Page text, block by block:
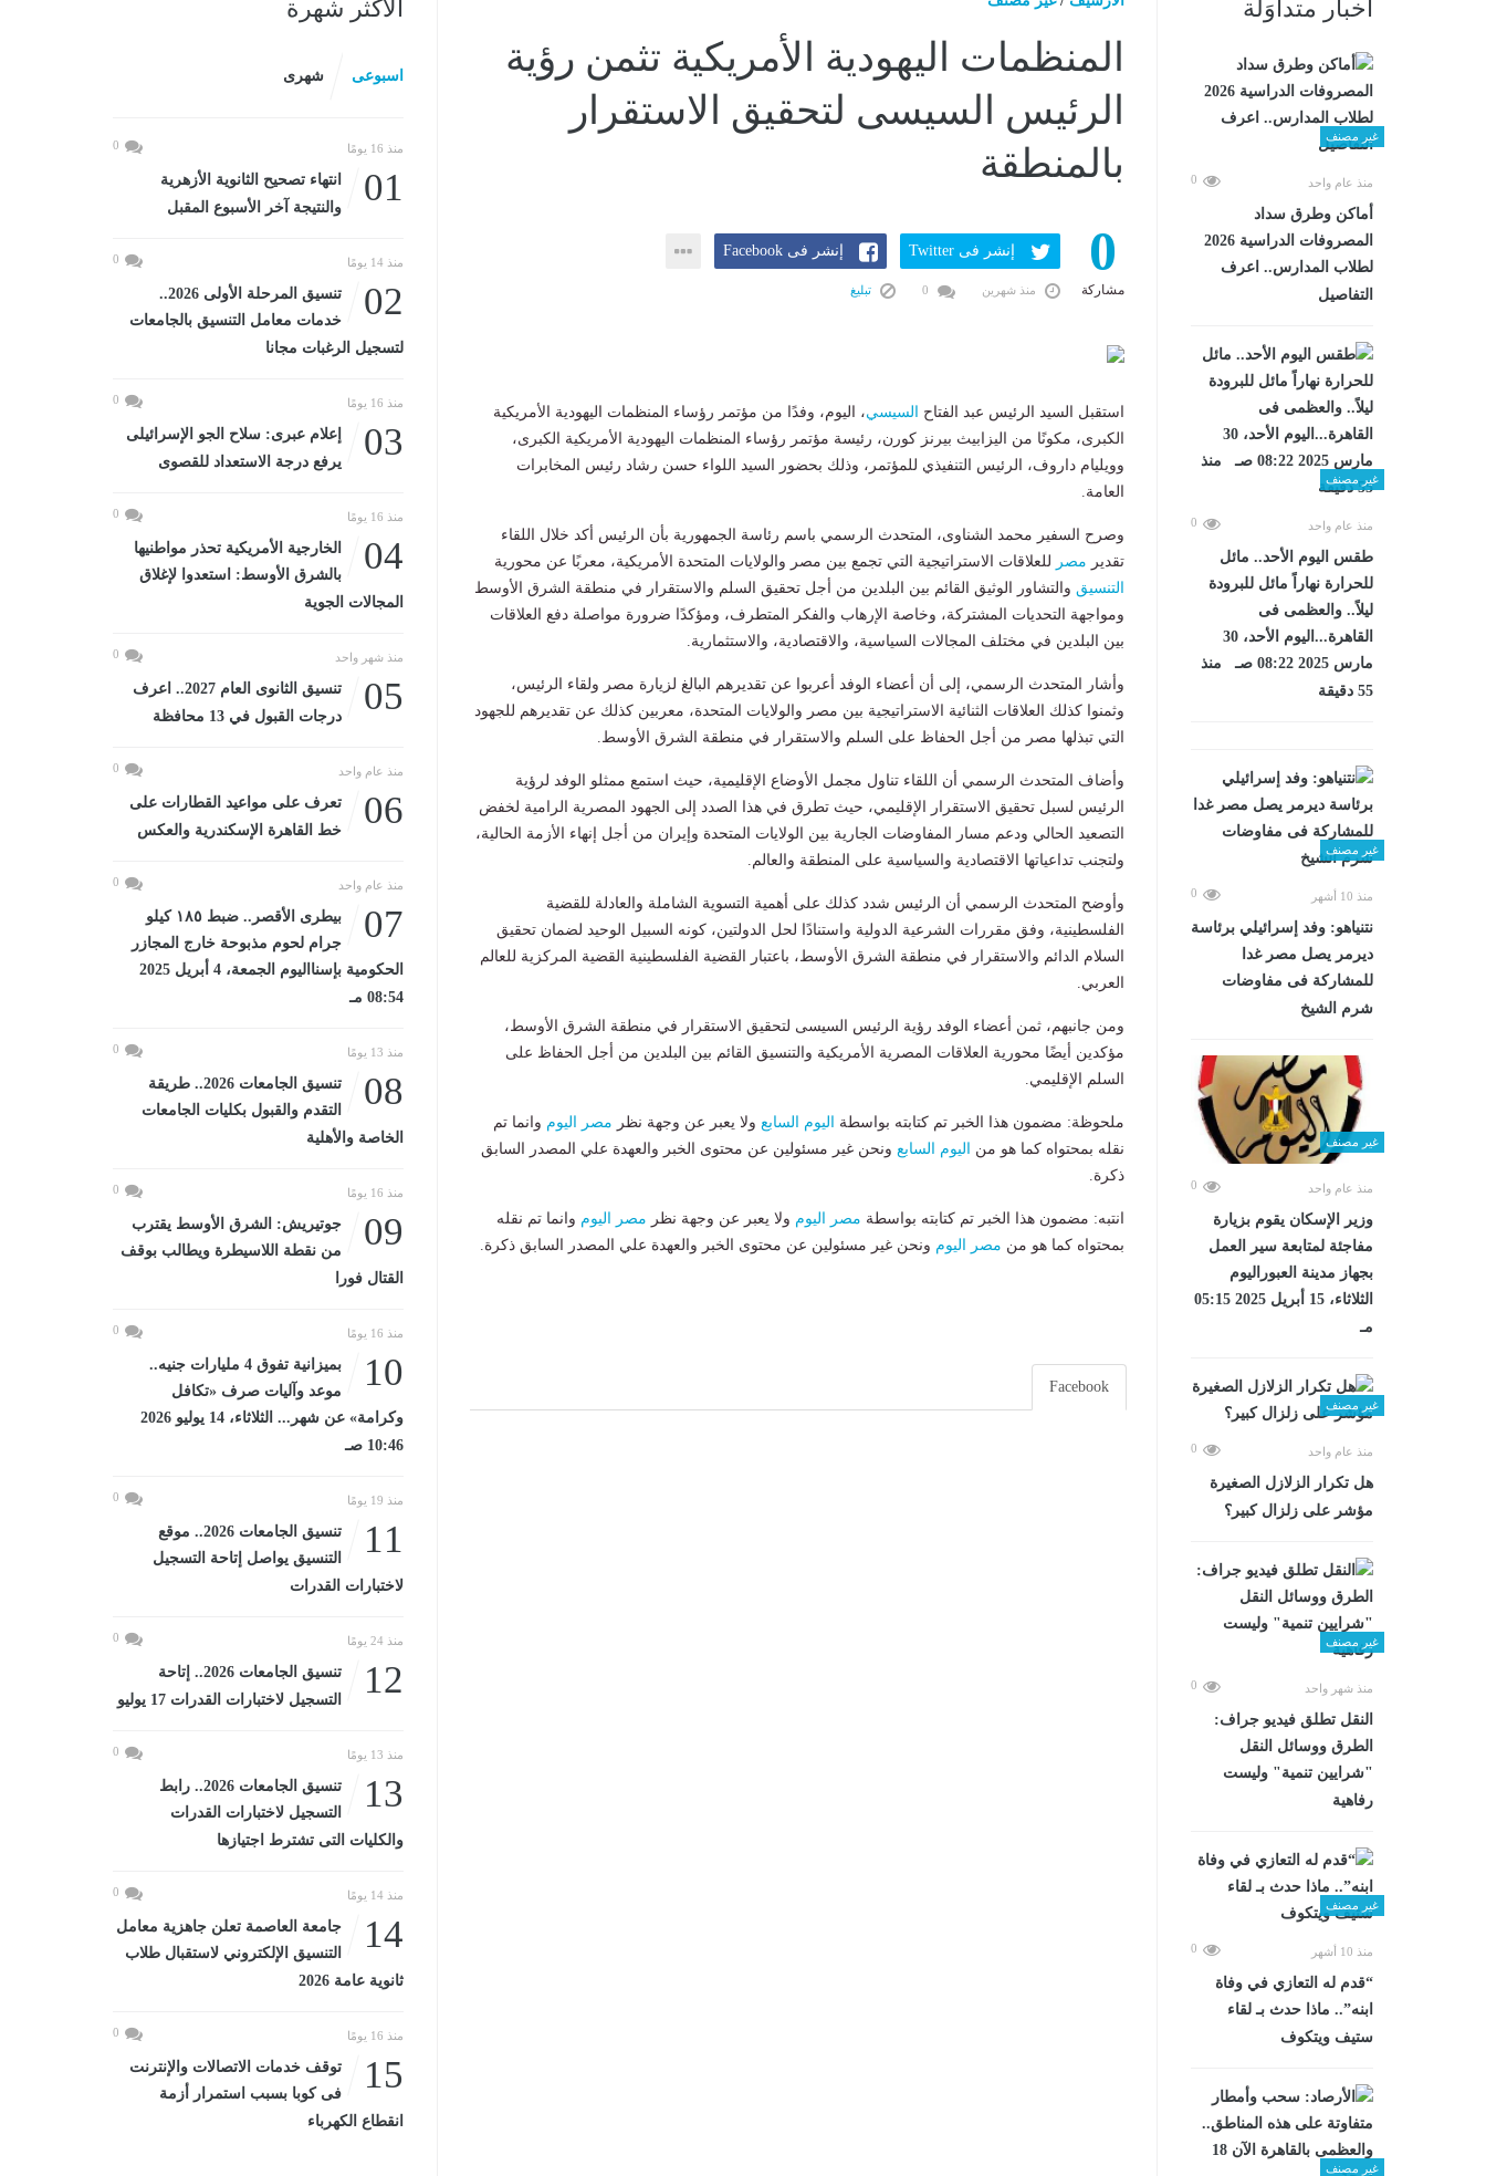
أخبار متداوَلة
غير مصنف
منذ عام واحد 0
أماكن وطرق سداد
المصروفات الدراسية 2026
لطلاب المدارس.. اعرف
التفاصيل
غير مصنف
منذ عام واحد 0
طقس اليوم الأحد.. مائل
للحرارة نهاراً مائل للبرودة
ليلاً.. والعظمى فى
القاهرة...اليوم الأحد، 30
مارس 2025 08:22 صـ منذ
55 دقيقة
غير مصنف
منذ 10 أشهر 0
نتنياهو: وفد إسرائيلي برئاسة
ديرمر يصل مصر غدا
للمشاركة فى مفاوضات
شرم الشيخ
غير مصنف
منذ عام واحد 0
وزير الإسكان يقوم بزيارة
مفاجئة لمتابعة سير العمل
بجهاز مدينة العبوراليوم
الثلاثاء، 15 أبريل 2025 05:15
مـ
غير مصنف
منذ عام واحد 0
هل تكرار الزلازل الصغيرة
مؤشر على زلزال كبير؟
غير مصنف
منذ شهر واحد 0
​النقل تطلق فيديو جراف:
الطرق ووسائل النقل
"شرايين تنمية" وليست
رفاهية
غير مصنف
منذ 10 أشهر 0
“قدم له التعازي في وفاة
ابنه”.. ماذا حدث بـ لقاء
ستيف ويتكوف
غير مصنف
المنظمات اليهودية الأمريكية تثمن رؤية
الرئيس السيسى لتحقيق الاستقرار
بالمنطقة
0
مشاركة
إنشر فى Twitter إنشر فى Facebook
منذ شهرين تبليغ
استقبل السيد الرئيس عبد الفتاح السيسي، اليوم، وفدًا من مؤتمر رؤساء المنظمات اليهودية الأمريكية
الكبرى، مكونًا من اليزابيث بيرنز كورن، رئيسة مؤتمر رؤساء المنظمات اليهودية الأمريكية الكبرى،
وويليام داروف، الرئيس التنفيذي للمؤتمر، وذلك بحضور السيد اللواء حسن رشاد رئيس المخابرات
العامة.
وصرح السفير محمد الشناوى، المتحدث الرسمي باسم رئاسة الجمهورية بأن الرئيس أكد خلال اللقاء
تقدير مصر للعلاقات الاستراتيجية التي تجمع بين مصر والولايات المتحدة الأمريكية، معربًا عن محورية
التنسيق والتشاور الوثيق القائم بين البلدين من أجل تحقيق السلم والاستقرار في منطقة الشرق الأوسط
ومواجهة التحديات المشتركة، وخاصة الإرهاب والفكر المتطرف، ومؤكدًا ضرورة مواصلة دفع العلاقات
بين البلدين في مختلف المجالات السياسية، والاقتصادية، والاستثمارية.
وأشار المتحدث الرسمي، إلى أن أعضاء الوفد أعربوا عن تقديرهم البالغ لزيارة مصر ولقاء الرئيس،
وثمنوا كذلك العلاقات الثنائية الاستراتيجية بين مصر والولايات المتحدة، معربين كذلك عن تقديرهم للجهود
التي تبذلها مصر من أجل الحفاظ على السلم والاستقرار في منطقة الشرق الأوسط.
وأضاف المتحدث الرسمي أن اللقاء تناول مجمل الأوضاع الإقليمية، حيث استمع ممثلو الوفد لرؤية
الرئيس لسبل تحقيق الاستقرار الإقليمي، حيث تطرق في هذا الصدد إلى الجهود المصرية الرامية لخفض
التصعيد الحالي ودعم مسار المفاوضات الجارية بين الولايات المتحدة وإيران من أجل إنهاء الأزمة الحالية،
ولتجنب تداعياتها الاقتصادية والسياسية على المنطقة والعالم.
وأوضح المتحدث الرسمي أن الرئيس شدد كذلك على أهمية التسوية الشاملة والعادلة للقضية
الفلسطينية، وفق مقررات الشرعية الدولية واستنادًا لحل الدولتين، كونه السبيل الوحيد لضمان تحقيق
السلام الدائم والاستقرار في منطقة الشرق الأوسط، باعتبار القضية الفلسطينية القضية المركزية للعالم
العربي.
ومن جانبهم، ثمن أعضاء الوفد رؤية الرئيس السيسى لتحقيق الاستقرار في منطقة الشرق الأوسط،
مؤكدين أيضًا محورية العلاقات المصرية الأمريكية والتنسيق القائم بين البلدين من أجل الحفاظ على
السلم الإقليمي.
ملحوظة: مضمون هذا الخبر تم كتابته بواسطة اليوم السابع ولا يعبر عن وجهة نظر مصر اليوم وانما تم
نقله بمحتواه كما هو من
اليوم السابع ونحن غير مسئولين عن محتوى الخبر والعهدة علي المصدر السابق
ذكرة.
انتبه: مضمون هذا الخبر تم كتابته بواسطة مصر اليوم ولا يعبر عن وجهة نظر مصر اليوم وانما تم نقله
بمحتواه كما هو من مصر اليوم ونحن غير مسئولين عن محتوى الخبر والعهدة علي المصدر السابق ذكرة.
Facebook
الأكثر شهرة
اسبوعى شهرى
منذ 16 يومًا 0
01
انتهاء تصحيح الثانوية الأزهرية
والنتيجة آخر الأسبوع المقبل
منذ 14 يومًا 0
02
تنسيق المرحلة الأولى 2026..
خدمات معامل التنسيق بالجامعات
لتسجيل الرغبات مجانا
منذ 16 يومًا 0
03
إعلام عبرى: سلاح الجو الإسرائيلى
يرفع درجة الاستعداد للقصوى
منذ 16 يومًا 0
04
الخارجية الأمريكية تحذر مواطنيها
بالشرق الأوسط: استعدوا لإغلاق
المجالات الجوية
منذ شهر واحد 0
05
تنسيق الثانوى العام 2027.. اعرف
درجات القبول في 13 محافظة
منذ عام واحد 0
06
تعرف على مواعيد القطارات على
خط القاهرة الإسكندرية والعكس
منذ عام واحد 0
07
بيطرى الأقصر.. ضبط ١٨٥ كيلو
جرام لحوم مذبوحة خارج المجازر
الحكومية بإسنااليوم الجمعة، 4 أبريل 2025
08:54 مـ
منذ 13 يومًا 0
08
تنسيق الجامعات 2026.. طريقة
التقدم والقبول بكليات الجامعات
الخاصة والأهلية
منذ 16 يومًا 0
09
جوتيريش: الشرق الأوسط يقترب
من نقطة اللاسيطرة ويطالب بوقف
القتال فورا
منذ 16 يومًا 0
10
بميزانية تفوق 4 مليارات جنيه..
موعد وآليات صرف «تكافل
وكرامة» عن شهر... الثلاثاء، 14 يوليو 2026
10:46 صـ
منذ 19 يومًا 0
11
تنسيق الجامعات 2026.. موقع
التنسيق يواصل إتاحة التسجيل
لاختبارات القدرات
منذ 24 يومًا 0
12
تنسيق الجامعات 2026.. إتاحة
التسجيل لاختبارات القدرات 17 يوليو
منذ 13 يومًا 0
13
تنسيق الجامعات 2026.. رابط
التسجيل لاختبارات القدرات
والكليات التى تشترط اجتيازها
منذ 14 يومًا 0
14
جامعة العاصمة تعلن جاهزية معامل
التنسيق الإلكتروني لاستقبال طلاب
ثانوية عامة 2026
منذ 16 يومًا 0
15
توقف خدمات الاتصالات والإنترنت
فى كوبا بسبب استمرار أزمة
انقطاع الكهرباء